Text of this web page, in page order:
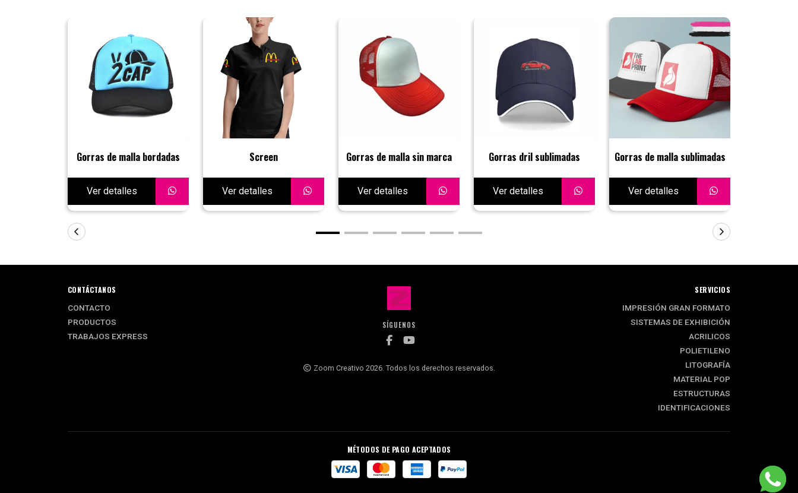
Gorras de malla bordadas
Ver detalles
Screen
Ver detalles
Gorras de malla sin marca
Ver detalles
Gorras dril sublimadas
Ver detalles
Gorras de malla sublimadas
Ver detalles
SÍGUENOS
Zoom Creativo 2026. Todos los derechos reservados.
CONTÁCTANOS
CONTACTO
PRODUCTOS
TRABAJOS EXPRESS
SERVICIOS
IMPRESIÓN GRAN FORMATO
SISTEMAS DE EXHIBICIÓN
ACRILICOS
POLIETILENO
LITOGRAFÍA
MATERIAL POP
ESTRUCTURAS
IDENTIFICACIONES
MÉTODOS DE PAGO ACEPTADOS